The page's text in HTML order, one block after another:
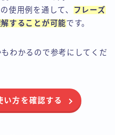
使用例を通して、
フレーズ
することが可能です。
わかるので参考にしてくだ
方を確認する